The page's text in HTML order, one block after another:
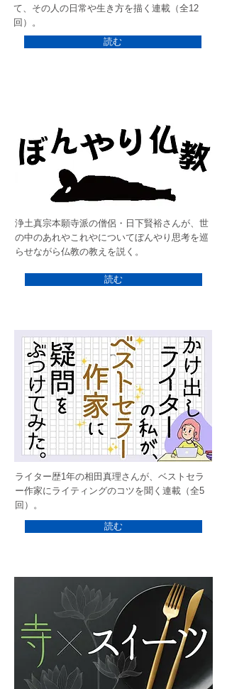
て、その人の日常や生き方を描く連載（全12
回）。
読む
浄土真宗本願寺派の僧侶・日下賢裕さんが、世
の中のあれやこれやについてぼんやり思考を巡
らせながら仏教の教えを説く。
読む
ライター歴1年の相田真理さんが、ベストセラ
ー作家にライティングのコツを聞く連載（全5
回）。
読む